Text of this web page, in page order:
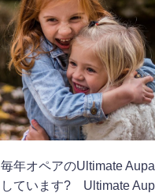
年オペアのUltimate
ています? Ultimate